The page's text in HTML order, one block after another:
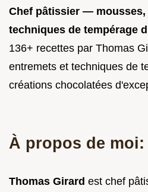
Chef pâtissier — mousses,
techniques de tempérage
136+ recettes par Thomas
entremets et techniques de
créations chocolatées
À propos de moi:
Thomas Girard est chef